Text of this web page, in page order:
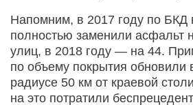
Напомним, в 2017 году по БКД
полностью заменили асфальт
улиц, в 2018 году — на 44.
по объему покрытия обновили
радиусе 50 км от краевой
на это потратили